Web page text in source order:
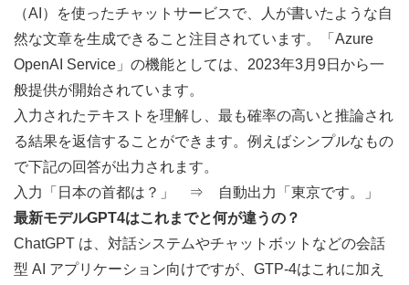
（AI）を使ったチャットサービスで、人が書いたような自
然な文章を生成できること注目されています。「Azure
OpenAI Service」の機能としては、2023年3月9日から一
般提供が開始されています。
入力されたテキストを理解し、最も確率の高いと推論され
る結果を返信することができます。例えばシンプルなもの
で下記の回答が出力されます。
入力「日本の首都は？」　⇒　自動出力「東京です。」
最新モデルGPT4はこれまでと何が違うの？
ChatGPT は、対話システムやチャットボットなどの会話
型 AI アプリケーション向けですが、GTP-4はこれに加え